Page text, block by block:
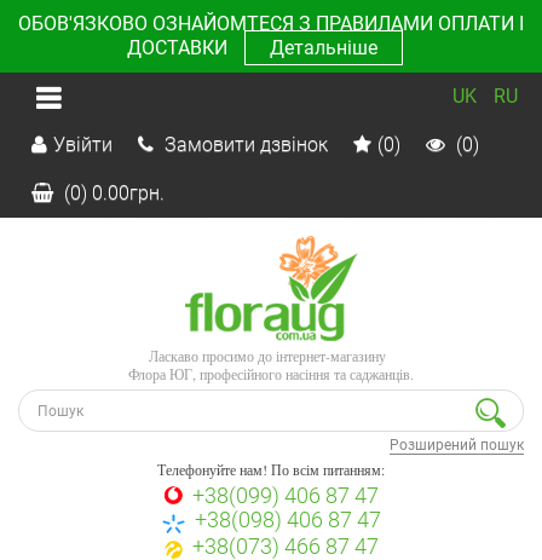
ОБОВ'ЯЗКОВО ОЗНАЙОМТЕСЯ З ПРАВИЛАМИ ОПЛАТИ І
ДОСТАВКИ
Детальніше
UK RU
Увійти Замовити дзвінок (0) (0)
(0) 0.00грн.
Ласкаво просимо до інтернет-магазину
Флора ЮГ, професійного насіння та саджанців.
Розширений пошук
Телефонуйте нам! По всім питанням:
+38(099) 406 87 47
+38(098) 406 87 47
+38(073) 466 87 47